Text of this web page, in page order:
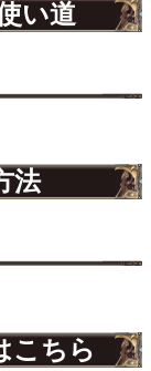
い道
法
こちら